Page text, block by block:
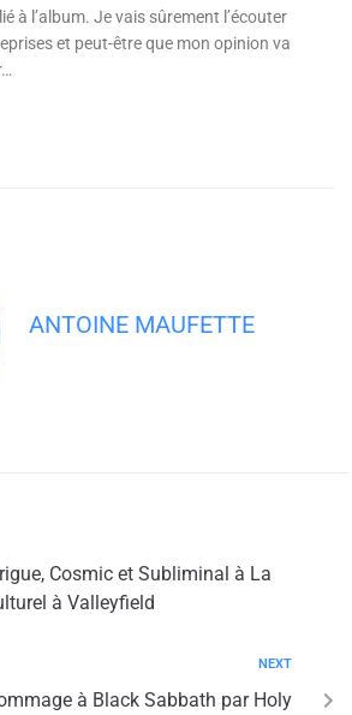
à l’album. Je vais sûrement l’écouter
et peut-être que mon opinion va
ANTOINE MAUFETTE
Cosmic et Subliminal à La
à Valleyfield
NEXT
à Black Sabbath par Holy